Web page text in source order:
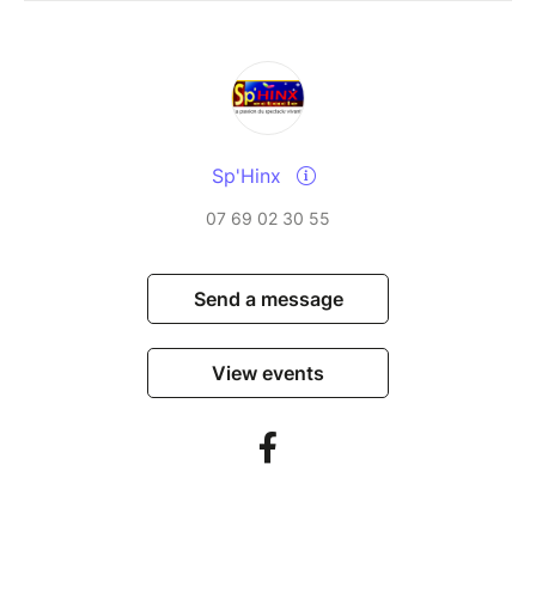
Sp'Hinx
07 69 02 30 55
Send a message
View events